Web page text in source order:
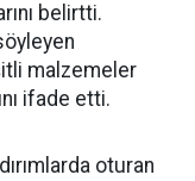
belirtti.
malzemeler
ifade etti.
oturan